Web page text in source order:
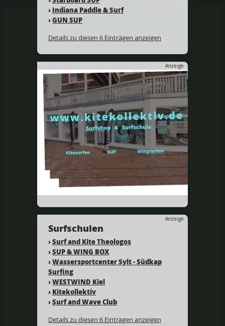
› Indiana Paddle & Surf
›GUN SUP
Details zu diesen 6 Einträgen anzeigen
Anzeige
Anzeige
Surfschulen
›Surf and Kite Theologos
›SUP & WING BOX
›Wassersportcenter Sylt - Südkap
Surfing
›WESTWIND Kiel
› Kitekollektiv
›Surf and Wave Club
Details zu diesen 6 Einträgen anzeigen